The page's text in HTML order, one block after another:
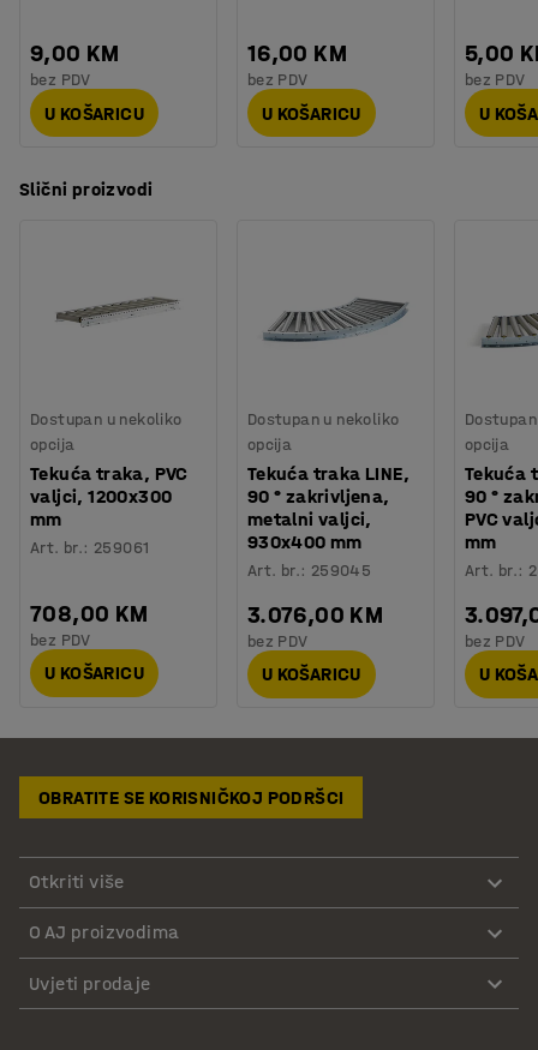
9,00 KM
bez PDV
U KOŠARICU
16,00 KM
bez PDV
U KOŠARICU
5,00
bez PDV
U
Slični proizvodi
Dostupan u nekoliko
opcija
Tekuća traka, PVC
valjci, 1200x300
mm
Art. br.: 259061
708,00 KM
bez PDV
U KOŠARICU
Dostupan u nekoliko
opcija
Tekuća traka LINE,
90 ° zakrivljena,
metalni valjci,
930x400 mm
Art. br.: 259045
3.076,00 KM
bez PDV
U KOŠARICU
opcija
Tekuća
90 °
PVC
mm
Art. br.:
bez PDV
U
OBRATITE SE KORISNIČKOJ PODRŠCI
Otkriti više
O AJ proizvodima
Uvjeti prodaje